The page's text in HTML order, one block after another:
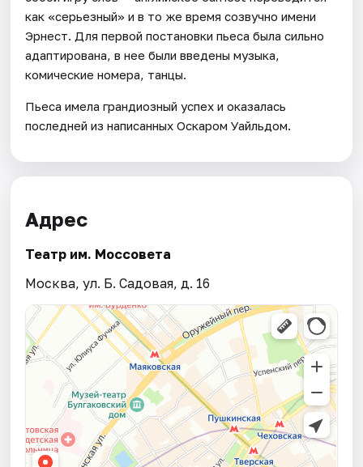
как «серьезный» и в то же время созвучно имени
Эрнест. Для первой постановки пьеса была сильно
адаптирована, в нее были введены музыка,
комические номера, танцы.
Пьеса имела грандиозный успех и оказалась
последней из написанных Оскаром Уайльдом.
Адрес
Театр им. Моссовета
Москва, ул. Б. Садовая, д. 16